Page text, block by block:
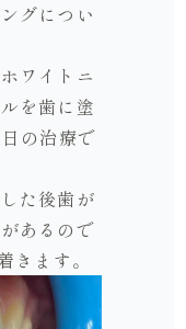
グについ
ワイトニ
を歯に塗
の治療で
た後歯が
あるので
ます。